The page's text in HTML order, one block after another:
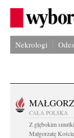
Nekrologi
CAŁA POLSKA
Z głębokim
Małgorzatę